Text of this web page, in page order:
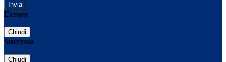
Errore
Chiudi
Successo
Chiudi